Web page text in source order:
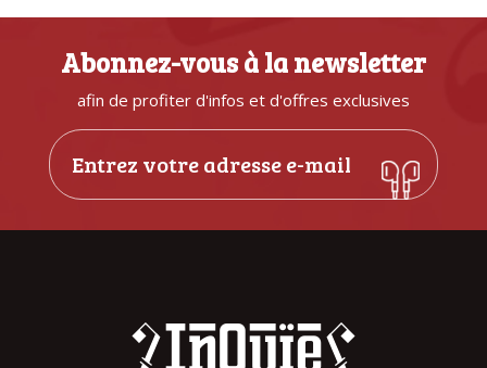
Abonnez-vous à la newsletter
afin de profiter d'infos et d'offres exclusives